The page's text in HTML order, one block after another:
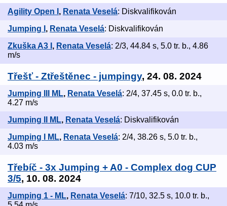
Agility Open I , Renata Veselá: Diskvalifikován
Jumping I , Renata Veselá: Diskvalifikován
Zkuška A3 I , Renata Veselá: 2/3, 44.84 s, 5.0 tr. b., 4.86
m/s
Třešť - Ztřeštěnec - jumpingy, 24. 08. 2024
Jumping III ML, Renata Veselá: 2/4, 37.45 s, 0.0 tr. b.,
4.27 m/s
Jumping II ML, Renata Veselá: Diskvalifikován
Jumping I ML, Renata Veselá: 2/4, 38.26 s, 5.0 tr. b.,
4.03 m/s
Třebíč - 3x Jumping + A0 - Complex dog CUP
3/5, 10. 08. 2024
Jumping 1 - ML, Renata Veselá: 7/10, 32.5 s, 10.0 tr. b.,